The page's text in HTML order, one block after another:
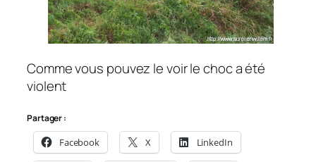
Comme vous pouvez le voir le choc a été
violent
Partager :
Facebook X LinkedIn